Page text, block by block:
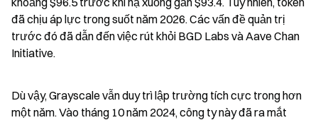
đã chịu áp lực trong suốt năm 2026. Các vấn đề quản trị
trước đó đã dẫn đến việc rút khỏi BGD Labs và Aave Chan
Initiative.
Dù vậy, Grayscale vẫn duy trì lập trường tích cực trong hơn
một năm. Vào tháng 10 năm 2024, công ty này đã ra mắt